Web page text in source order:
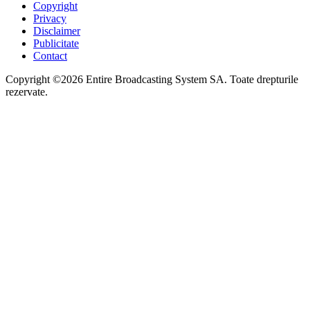
Copyright
Privacy
Disclaimer
Publicitate
Contact
Copyright ©2026 Entire Broadcasting System SA. Toate drepturile
rezervate.